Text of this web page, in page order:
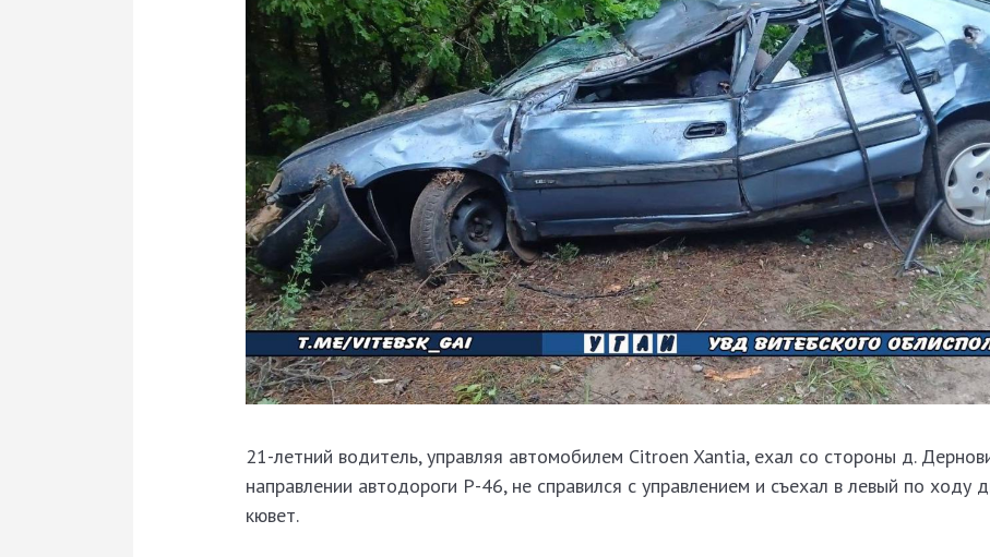
21-летний водитель, управляя автомобилем Citroen Xantia, ехал со стороны д.
направлении автодороги Р-46, не справился с управлением и съехал в левый по ходу
кювет.